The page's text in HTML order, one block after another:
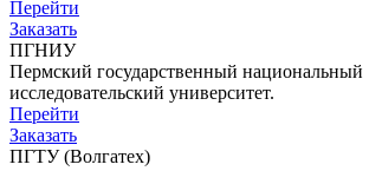
Перейти
Заказать
ПГНИУ
Пермский государственный национальный
исследовательский университет.
Перейти
Заказать
ПГТУ (Волгатех)